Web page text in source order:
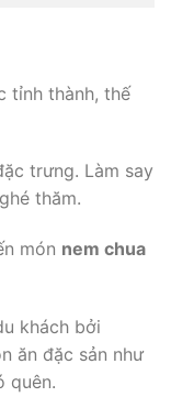
tỉnh thành, thế
trưng. Làm say
thăm.
món nem chua
khách bởi
ăn đặc sản như
quên.